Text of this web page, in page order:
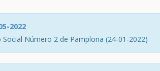
2022
Social Número 2 de Pamplona (24-01-2022)